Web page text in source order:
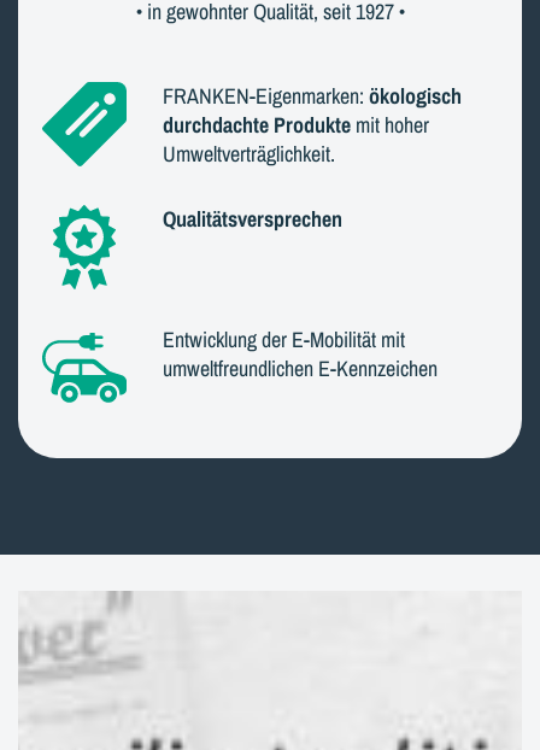
• in gewohnter Qualität, seit 1927 •
FRANKEN-Eigenmarken: ökologisch
durchdachte Produkte mit hoher
Umweltverträglichkeit.
Qualitätsversprechen
Entwicklung der E-Mobilität mit
umweltfreundlichen E-Kennzeichen